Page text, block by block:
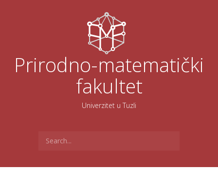
Prirodno-matematički
fakultet
Univerzitet u Tuzli
for: